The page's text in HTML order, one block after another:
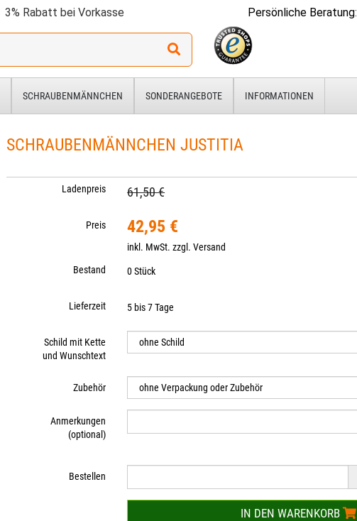
3% Rabatt bei Vorkasse Persönliche Beratung:
SCHRAUBENMÄNNCHEN SONDERANGEBOTE INFORMATIONEN
SCHRAUBENMÄNNCHEN JUSTITIA
Ladenpreis 61,50 €
Preis 42,95 €
inkl. MwSt. zzgl.Versand
Bestand
0 Stück
Lieferzeit 5 bis 7 Tage
Schild mit Kette
und Wunschtext
Zubehör
Anmerkungen
(optional)
Bestellen
IN DEN WARENKORB